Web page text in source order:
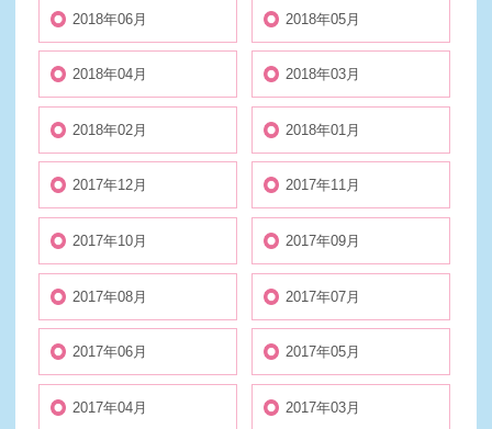
2018年06月 2018年05月
2018年04月 2018年03月
2018年02月 2018年01月
2017年12月 2017年11月
2017年10月 2017年09月
2017年08月 2017年07月
2017年06月 2017年05月
2017年04月 2017年03月